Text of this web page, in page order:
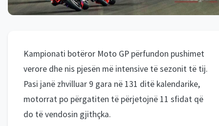
Kampionati botëror Moto GP përfundon pushimet
verore dhe nis pjesën më intensive të sezonit të tij.
Pasi janë zhvilluar 9 gara në 131 ditë kalendarike,
motorrat po përgatiten të përjetojnë 11 sfidat që
do të vendosin gjithçka.